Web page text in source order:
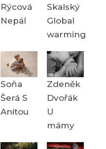
Rýcová
Nepál
Skalský
Global
warming
Soňa
Šerá S
Anitou
Zdeněk
Dvořák
U
mámy